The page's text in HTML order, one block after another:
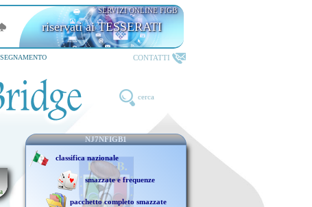
SERVIZI ONLINE FIGB
riservati ai TESSERATI
CONTATTI
cerca
NJ7NFIGB1
classifica nazionale
smazzate e frequenze
pacchetto completo smazzate